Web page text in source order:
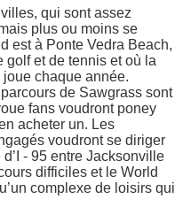
qui sont assez
plus ou moins se
est à Ponte Vedra Beach,
golf et de tennis et où la
chaque année.
de Sawgrass sont
fans voudront poney
acheter un. Les
voudront se diriger
- 95 entre Jacksonville
difficiles et le World
complexe de loisirs qui